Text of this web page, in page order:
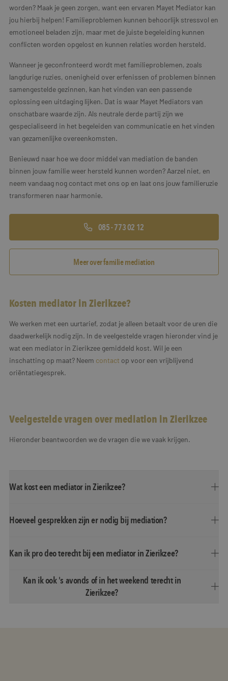
worden? Maak je geen zorgen, want een ervaren Mayet Mediator kan
jou hierbij helpen! Familieproblemen kunnen behoorlijk stressvol en
emotioneel beladen zijn, maar met de juiste begeleiding kunnen
conflicten worden opgelost en kunnen relaties worden hersteld.
Wanneer je geconfronteerd wordt met familieproblemen, zoals
langdurige ruzies, onenigheid over erfenissen of problemen binnen
samengestelde gezinnen, kan het vinden van een passende
oplossing een uitdaging lijken. Dat is waar Mayet Mediators van
onschatbare waarde zijn. Als neutrale derde partij zijn we
gespecialiseerd in het begeleiden van communicatie en het vinden
van gezamenlijke overeenkomsten.
Benieuwd naar hoe we door middel van mediation de banden
binnen jouw familie weer hersteld kunnen worden? Aarzel niet, en
neem vandaag nog contact met ons op en laat ons jouw familieruzie
transformeren naar harmonie.
085 - 773 02 12
Meer over familie mediation
Kosten mediator in Zierikzee?
We werken met een uurtarief, zodat je alleen betaalt voor de uren die
daadwerkelijk nodig zijn. In de veelgestelde vragen hieronder vind je
wat een mediator in Zierikzee gemiddeld kost. Wil je een
inschatting op maat? Neem contact op voor een vrijblijvend
oriëntatiegesprek.
Veelgestelde vragen over mediation in Zierikzee
Hieronder beantwoorden we de vragen die we vaak krijgen.
Wat kost een mediator in Zierikzee?
Hoeveel gesprekken zijn er nodig bij mediation?
Kan ik pro deo terecht bij een mediator in Zierikzee?
Kan ik ook 's avonds of in het weekend terecht in
Zierikzee?